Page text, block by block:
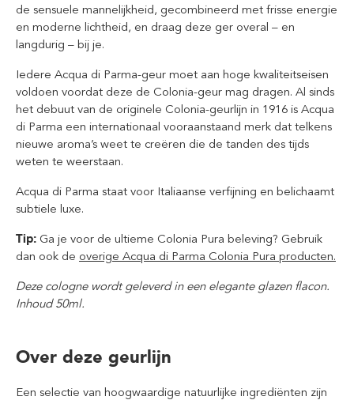
de sensuele mannelijkheid, gecombineerd met frisse energie
en moderne lichtheid, en draag deze ger overal – en
langdurig – bij je.
Iedere Acqua di Parma-geur moet aan hoge kwaliteitseisen
voldoen voordat deze de Colonia-geur mag dragen. Al sinds
het debuut van de originele Colonia-geurlijn in 1916 is Acqua
di Parma een internationaal vooraanstaand merk dat telkens
nieuwe aroma’s weet te creëren die de tanden des tijds
weten te weerstaan.
Acqua di Parma staat voor Italiaanse verfijning en belichaamt
subtiele luxe.
Tip: Ga je voor de ultieme Colonia Pura beleving? Gebruik
dan ook de overige Acqua di Parma Colonia Pura producten.
Deze cologne wordt geleverd in een elegante glazen flacon.
Inhoud 50ml.
Over deze geurlijn
Een selectie van hoogwaardige natuurlijke ingrediënten zijn